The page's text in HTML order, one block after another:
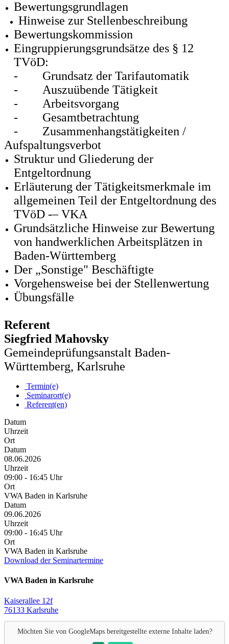
Bewertungsgrundlagen
Hinweise zur Stellenbeschreibung
Bewertungskommission
Eingruppierungsgrundsätze des § 12
TVöD:
-
Grundsatz der Tarifautomatik
-
Auszuübende Tätigkeit
-
Arbeitsvorgang
-
Gesamtbetrachtung
-
Zusammenhangstätigkeiten /
Aufspaltungsverbot
Struktur und Gliederung der
Entgeltordnung
Erläuterung der Tätigkeitsmerkmale im
allgemeinen Teil der Entgeltordnung des
TVöD -– VKA
Grundsätzliche Hinweise zur Bewertung
von handwerklichen Arbeitsplätzen in
Baden-Württemberg
Der „Sonstige" Beschäftigte
Vorgehensweise bei der Stellenwertung
Übungsfälle
Referent
Siegfried Mahovsky
Gemeindeprüfungsanstalt Baden-
Württemberg, Karlsruhe
Termin(e)
Seminarort(e)
Referent(en)
Datum
Uhrzeit
Ort
Datum
08.06.2026
Uhrzeit
09:00 - 16:45 Uhr
Ort
VWA Baden in Karlsruhe
Datum
09.06.2026
Uhrzeit
09:00 - 16:45 Uhr
Ort
VWA Baden in Karlsruhe
Download der Seminartermine
VWA Baden in Karlsruhe
Kaiserallee 12f
76133 Karlsruhe
Möchten Sie von GoogleMapsbereitgestellte externe Inhalte laden?